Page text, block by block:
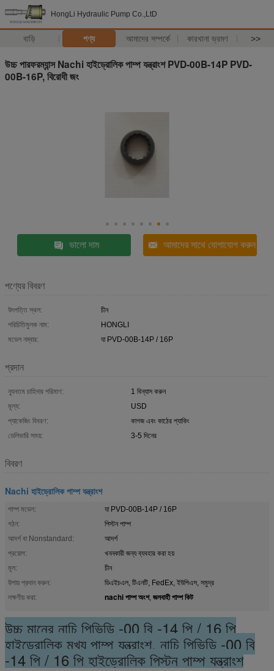
HongLi Hydraulic Pump Co.,LtD
বাড়ি পণ্য আমাদের সম্পর্কে কারখানা ভ্রমণ >>
উচ্চ পারফরম্যান্স Nachi হাইড্রোলিক পাম্প যন্ত্রাংশ PVD-00B-14P PVD-
00B-16P, বিরোধী জং
ভালো দাম আমাদের সাথে যোগাযোগ করুন
পণ্যের বিবরণ
উৎপত্তি স্থল:
চীন
পরিচিতিমুলক নাম:
HONGLI
মডেল নম্বার:
যা PVD-00B-14P / 16P
প্রদান
ন্যূনতম চাহিদার পরিমাণ:
1 বিন্যাস করুন
মূল্য:
USD
প্যাকেজিং বিবরণ:
কাগজ এবং কাঠের প্যাকিং
ডেলিভারি সময়:
3-5 দিনের
বিবরণ
Nachi হাইড্রোলিক পাম্প যন্ত্রাংশ
পাম্প মডেল:
যা PVD-00B-14P / 16P
গঠন:
পিস্টন পাম্প
আদর্শ বা Nonstandard:
আদর্শ
প্রয়োগ:
খননকারী জন্য ব্যবহার করা হয়
মূল:
চীন
উপায় প্রদান করুন:
ডিএইচএল, টিএনটি, FedEx, ইউপিএস, সমুদ্র
লক্ষণীয় করা:
nachi পাম্প অংশ, জলবাহী পাম্প কিট
উচ্চ মানের নাচি পিভিডি -00 বি -14 পি / 16 পি
হাইড্রোলিক মুখ্য পাম্প যন্ত্রাংশ, নাচি পিভিডি -00 বি
-14 পি / 16 পি হাইড্রোলিক পিস্টন পাম্প যন্ত্রাংশ